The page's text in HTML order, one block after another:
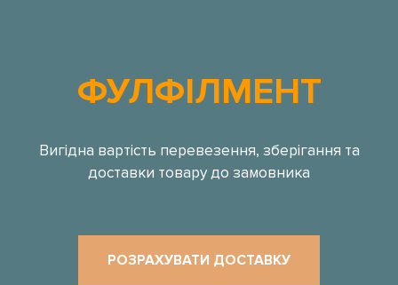
ФУЛФІЛМЕНТ
Вигідна вартість перевезення, зберігання та
доставки товару до замовника
РОЗРАХУВАТИ ДОСТАВКУ